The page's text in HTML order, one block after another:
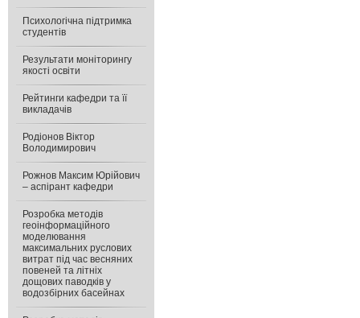
Психологічна підтримка
студентів
Результати моніторингу
якості освіти
Рейтинги кафедри та її
викладачів
Родіонов Віктор
Володимирович
Рожнов Максим Юрійович
– аспірант кафедри
Розробка методів
геоінформаційного
моделювання
максимальних руслових
витрат під час весняних
повеней та літніх
дощових паводків у
водозбірних басейнах